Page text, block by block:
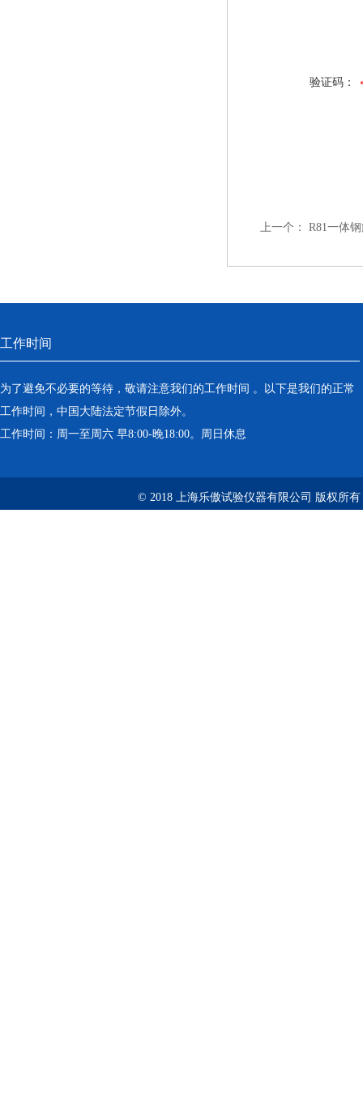
验证码：
上一个： R81一体
工作时间
为了避免不必要的等待，敬请注意我们的工作时间 。以下是我们的正常
工作时间，中国大陆法定节假日除外。
工作时间：周一至周六 早8:00-晚18:00。周日休息
© 2018 上海乐傲试验仪器有限公司 版权所